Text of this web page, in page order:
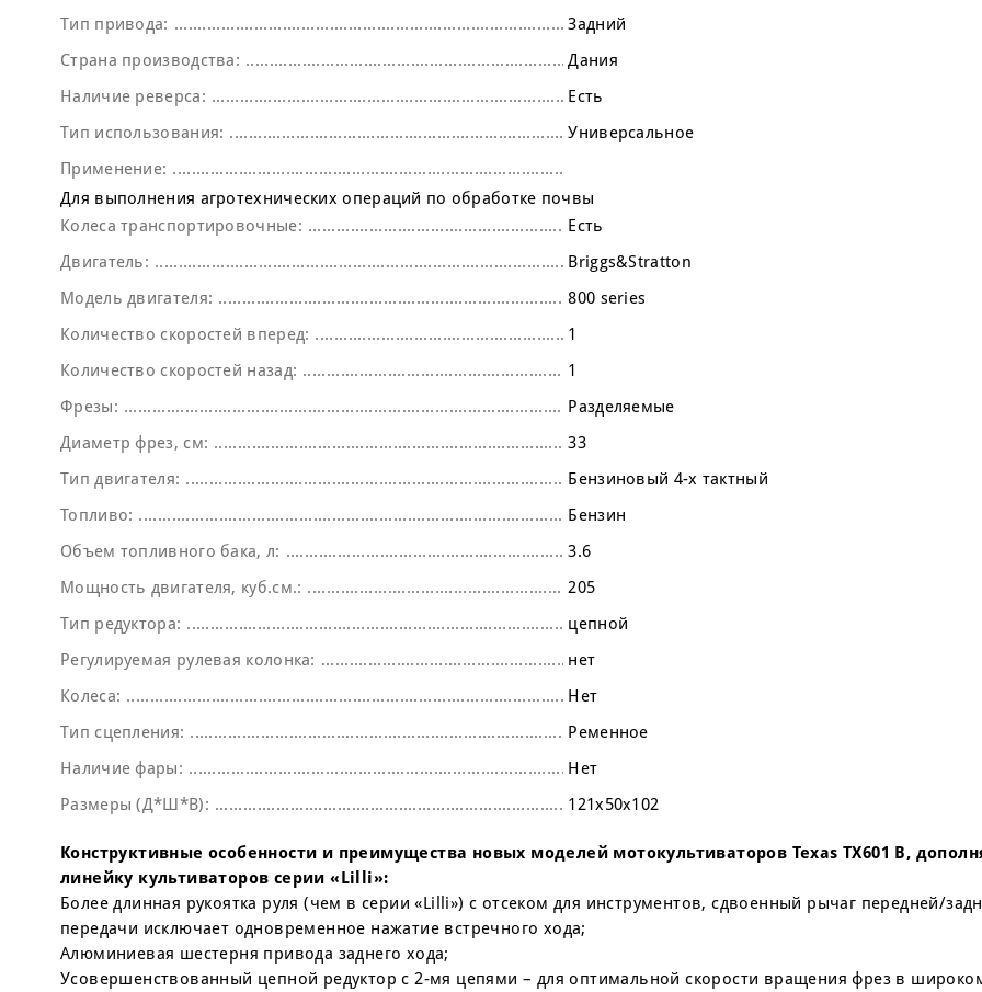
Тип привода:
Задний
Страна производства:
Дания
Наличие реверса:
Есть
Тип использования:
Универсальное
Применение:
Для выполнения агротехнических операций по обработке почвы
Колеса транспортировочные:
Есть
Двигатель:
Briggs&Stratton
Модель двигателя:
800 series
Количество скоростей вперед:
1
Количество скоростей назад:
1
Фрезы:
Разделяемые
Диаметр фрез, см:
33
Тип двигателя:
Бензиновый 4-х тактный
Топливо:
Бензин
Объем топливного бака, л:
3.6
Мощность двигателя, куб.см.:
205
Тип редуктора:
цепной
Регулируемая рулевая колонка:
нет
Колеса:
Нет
Тип сцепления:
Ременное
Наличие фары:
Нет
Размеры (Д*Ш*В):
121х50х102
Конструктивные особенности и преимущества новых моделей мотокультиваторов Texas TX601 B,
линейку культиваторов серии «Lilli»:
Более длинная рукоятка руля (чем в серии «Lilli») с отсеком для инструментов, сдвоенный рычаг передней/
передачи исключает одновременное нажатие встречного хода;
Алюминиевая шестерня привода заднего хода;
Усовершенствованный цепной редуктор с 2-мя цепями – для оптимальной скорости вращения фрез в